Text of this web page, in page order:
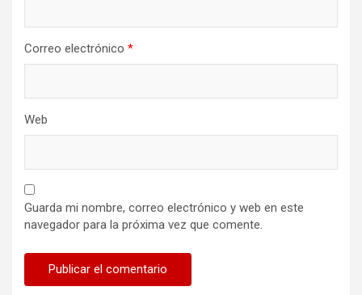
Correo electrónico *
Web
Guarda mi nombre, correo electrónico y web en este
navegador para la próxima vez que comente.